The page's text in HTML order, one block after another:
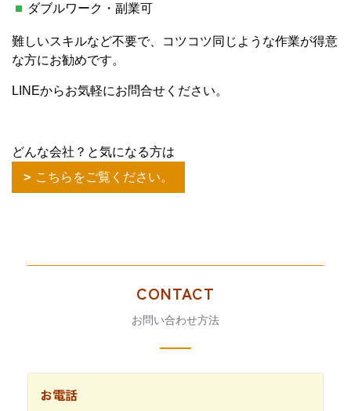
ダブルワーク・副業可
難しいスキルなど不要で、コツコツ同じような作業が得意
な方にお勧めです。
LINEからお気軽にお問合せください。
どんな会社？と気になる方は
こちらをご覧ください。
CONTACT
お問い合わせ方法
お電話